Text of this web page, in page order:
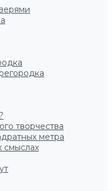
творчества
метра
смыслах